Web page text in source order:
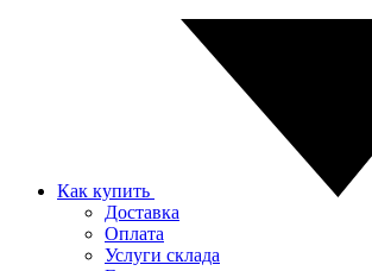
Как купить
Доставка
Оплата
Услуги склада